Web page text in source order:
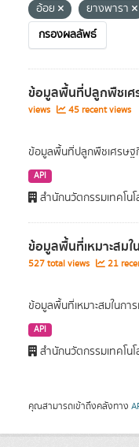
อ้อย
ยางพารา
กรองผลลัพธ์
ข้อมูลพื้นที่ปลูกพืชเศ
views
45 recent views
ข้อมูลพื้นที่ปลูกพืชเศรษ
API
สำนักนวัตกรรมเทคโน
ข้อมูลพื้นที่เหมาะสมใ
527 total views 21
ข้อมูลพื้นที่เหมาะสมในกา
API
สำนักนวัตกรรมเทคโน
คุณสามารถเข้าถึงคลังทาง